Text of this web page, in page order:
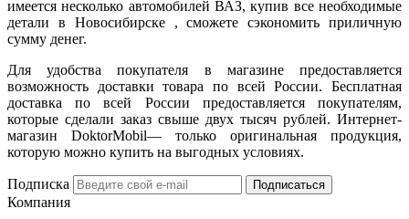
имеется несколько автомобилей ВАЗ, купив все необходимые
детали в Новосибирске , сможете сэкономить приличную
сумму денег.
Для удобства покупателя в магазине предоставляется
возможность доставки товара по всей России. Бесплатная
доставка по всей России предоставляется покупателям,
которые сделали заказ свыше двух тысяч рублей. Интернет-
магазин DoktorMobil— только оригинальная продукция,
которую можно купить на выгодных условиях.
Подписка Подписаться
Компания